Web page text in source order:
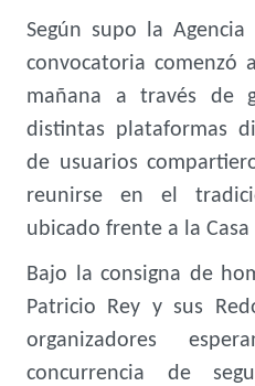
Según supo la Agencia
convocatoria comenzó
mañana a través de
distintas plataformas
de usuarios
reunirse en el
ubicado frente a la Casa
Bajo la consigna de
Patricio Rey y sus
organizadores
concurrencia de